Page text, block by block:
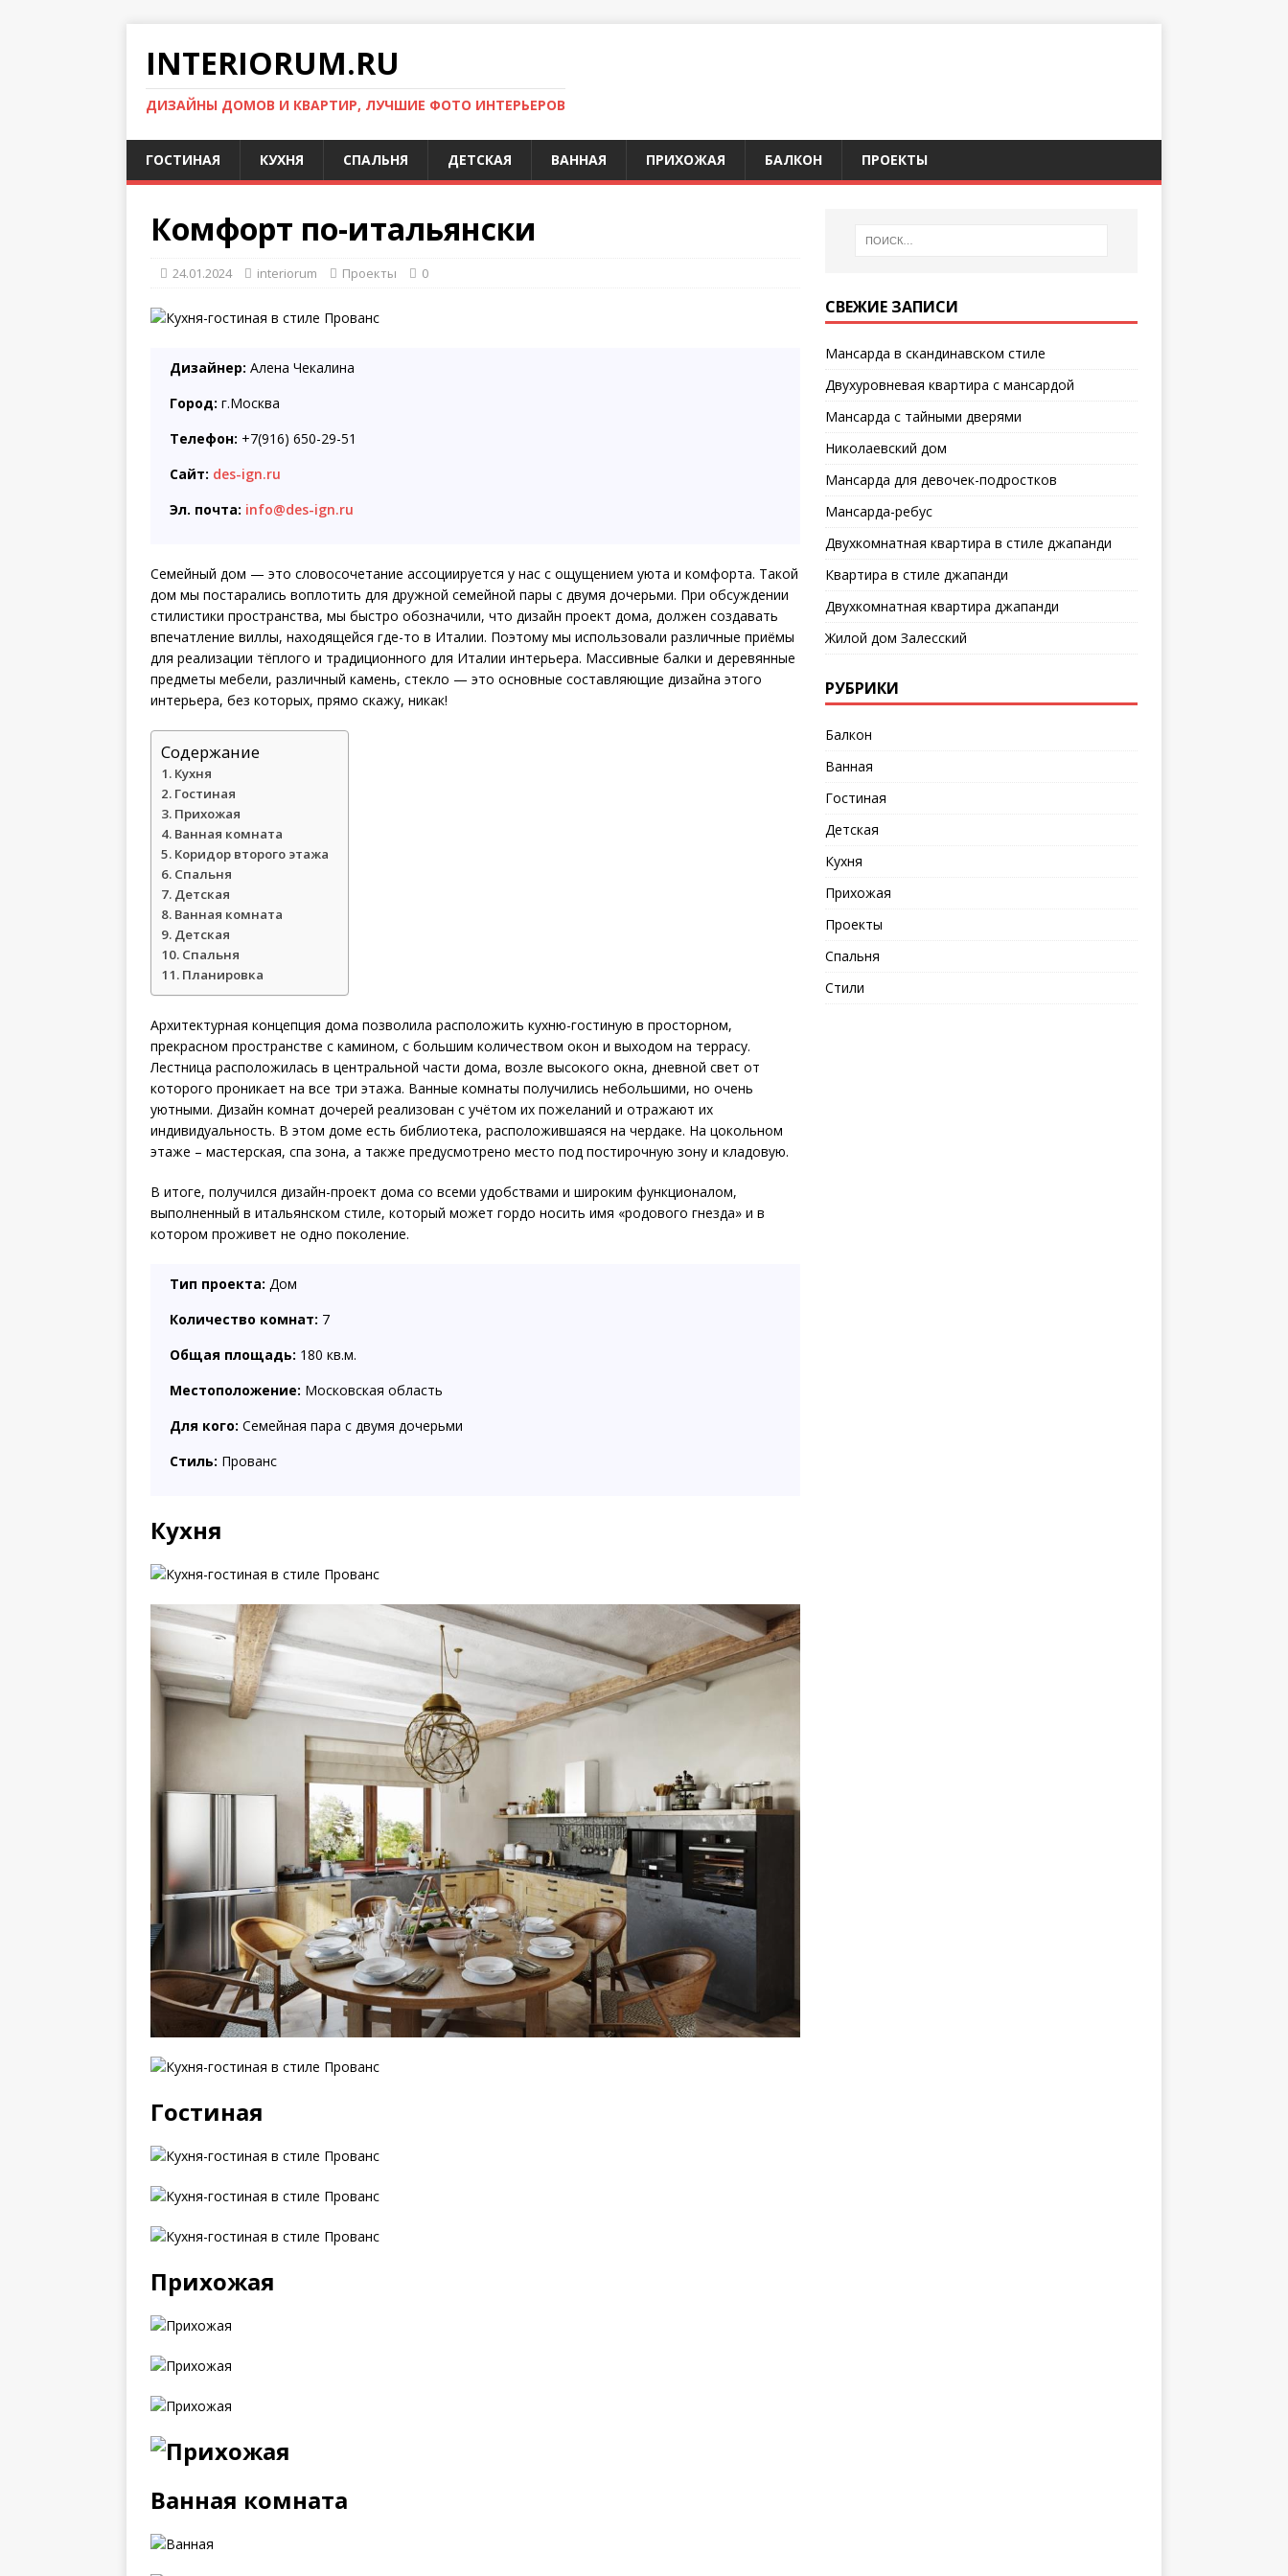
INTERIORUM.RU
ДИЗАЙНЫ ДОМОВ И КВАРТИР, ЛУЧШИЕ ФОТО ИНТЕРЬЕРОВ
ГОСТИНАЯ КУХНЯ СПАЛЬНЯ ДЕТСКАЯ ВАННАЯ ПРИХОЖАЯ БАЛКОН ПРОЕКТЫ
Комфорт по-итальянски
24.01.2024 interiorum Проекты 0
Дизайнер: Алена Чекалина
Город: г.Москва
Телефон: +7(916) 650-29-51
Сайт: des-ign.ru
Эл. почта: info@des-ign.ru
Семейный дом — это словосочетание ассоциируется у нас с ощущением уюта и комфорта. Такой
дом мы постарались воплотить для дружной семейной пары с двумя дочерьми. При обсуждении
стилистики пространства, мы быстро обозначили, что дизайн проект дома, должен создавать
впечатление виллы, находящейся где-то в Италии. Поэтому мы использовали различные приёмы
для реализации тёплого и традиционного для Италии интерьера. Массивные балки и деревянные
предметы мебели, различный камень, стекло — это основные составляющие дизайна этого
интерьера, без которых, прямо скажу, никак!
Содержание
Кухня
Гостиная
Прихожая
Ванная комната
Коридор второго этажа
Спальня
Детская
Ванная комната
Детская
Спальня
Планировка
Архитектурная концепция дома позволила расположить кухню-гостиную в просторном,
прекрасном пространстве с камином, с большим количеством окон и выходом на террасу.
Лестница расположилась в центральной части дома, возле высокого окна, дневной свет от
которого проникает на все три этажа. Ванные комнаты получились небольшими, но очень
уютными. Дизайн комнат дочерей реализован с учётом их пожеланий и отражают их
индивидуальность. В этом доме есть библиотека, расположившаяся на чердаке. На цокольном
этаже – мастерская, спа зона, а также предусмотрено место под постирочную зону и кладовую.
В итоге, получился дизайн-проект дома со всеми удобствами и широким функционалом,
выполненный в итальянском стиле, который может гордо носить имя «родового гнезда» и в
котором проживет не одно поколение.
Тип проекта: Дом
Количество комнат: 7
Общая площадь: 180 кв.м.
Местоположение: Московская область
Для кого: Семейная пара с двумя дочерьми
Стиль: Прованс
Кухня
Гостиная
Прихожая
Ванная комната
СВЕЖИЕ ЗАПИСИ
Мансарда в скандинавском стиле
Двухуровневая квартира с мансардой
Мансарда с тайными дверями
Николаевский дом
Мансарда для девочек-подростков
Мансарда-ребус
Двухкомнатная квартира в стиле джапанди
Квартира в стиле джапанди
Двухкомнатная квартира джапанди
Жилой дом Залесский
РУБРИКИ
Балкон
Ванная
Гостиная
Детская
Кухня
Прихожая
Проекты
Спальня
Стили